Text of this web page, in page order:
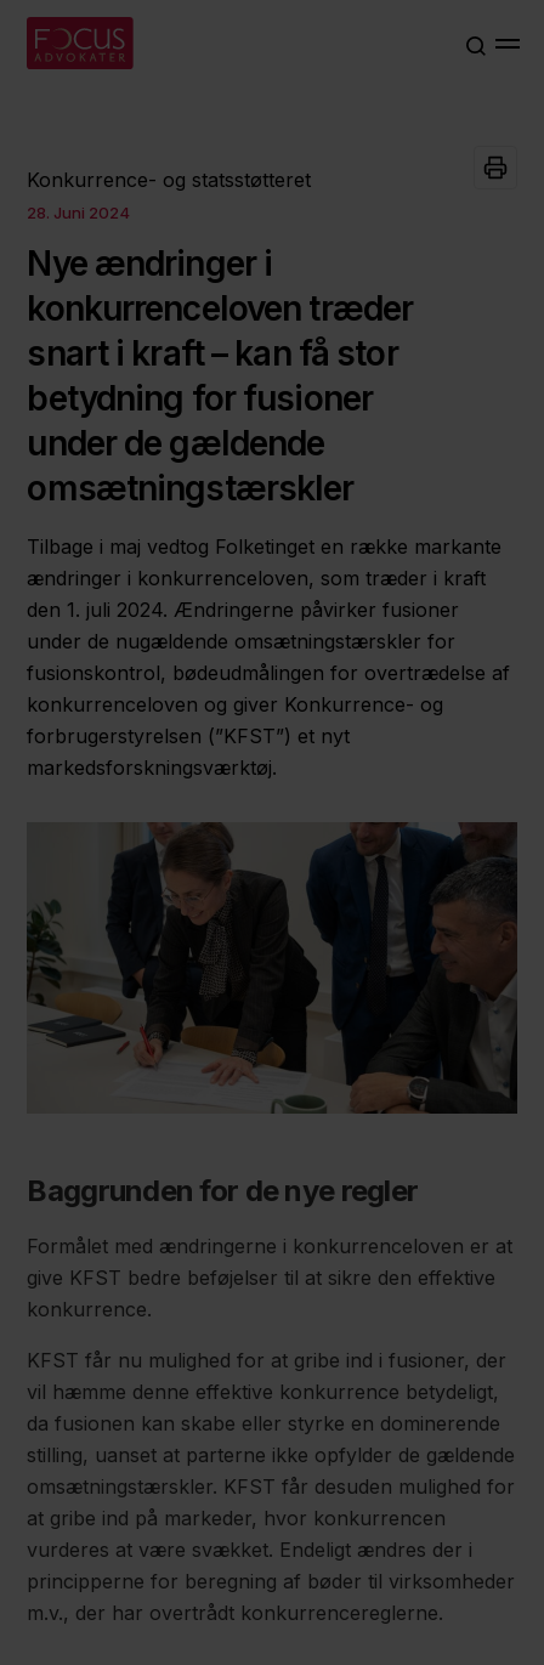
Konkurrence- og statsstøtteret
28. Juni 2024
Nye ændringer i
konkurrenceloven træder
snart i kraft – kan få stor
betydning for fusioner
under de gældende
omsætningstærskler
Tilbage i maj vedtog Folketinget en række markante
ændringer i konkurrenceloven, som træder i kraft
den 1. juli 2024. Ændringerne påvirker fusioner
under de nugældende omsætningstærskler for
fusionskontrol, bødeudmålingen for overtrædelse af
konkurrenceloven og giver Konkurrence- og
forbrugerstyrelsen (”KFST”) et nyt
markedsforskningsværktøj.
Baggrunden for de nye regler
Formålet med ændringerne i konkurrenceloven er at
give KFST bedre beføjelser til at sikre den effektive
konkurrence.
KFST får nu mulighed for at gribe ind i fusioner, der
vil hæmme denne effektive konkurrence betydeligt,
da fusionen kan skabe eller styrke en dominerende
stilling, uanset at parterne ikke opfylder de gældende
omsætningstærskler. KFST får desuden mulighed for
at gribe ind på markeder, hvor konkurrencen
vurderes at være svækket. Endeligt ændres der i
principperne for beregning af bøder til virksomheder
m.v., der har overtrådt konkurrencereglerne.